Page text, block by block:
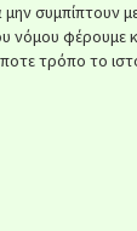
μην συμπίπτουν
νόμου φέρουμε
τρόπο το